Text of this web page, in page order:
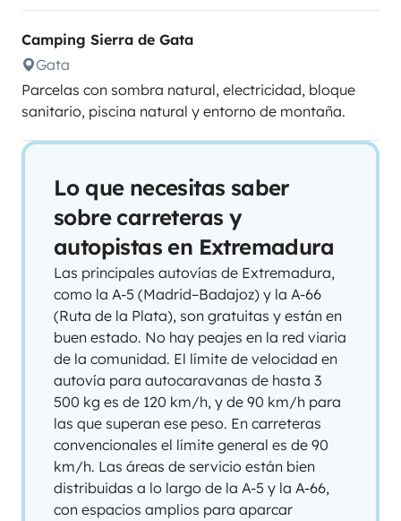
Camping Sierra de Gata
Gata
Parcelas con sombra natural, electricidad, bloque
sanitario, piscina natural y entorno de montaña.
Lo que necesitas saber
sobre carreteras y
autopistas en Extremadura
Las principales autovías de Extremadura,
como la A-5 (Madrid–Badajoz) y la A-66
(Ruta de la Plata), son gratuitas y están en
buen estado. No hay peajes en la red viaria
de la comunidad. El límite de velocidad en
autovía para autocaravanas de hasta 3
500 kg es de 120 km/h, y de 90 km/h para
las que superan ese peso. En carreteras
convencionales el límite general es de 90
km/h. Las áreas de servicio están bien
distribuidas a lo largo de la A-5 y la A-66,
con espacios amplios para aparcar